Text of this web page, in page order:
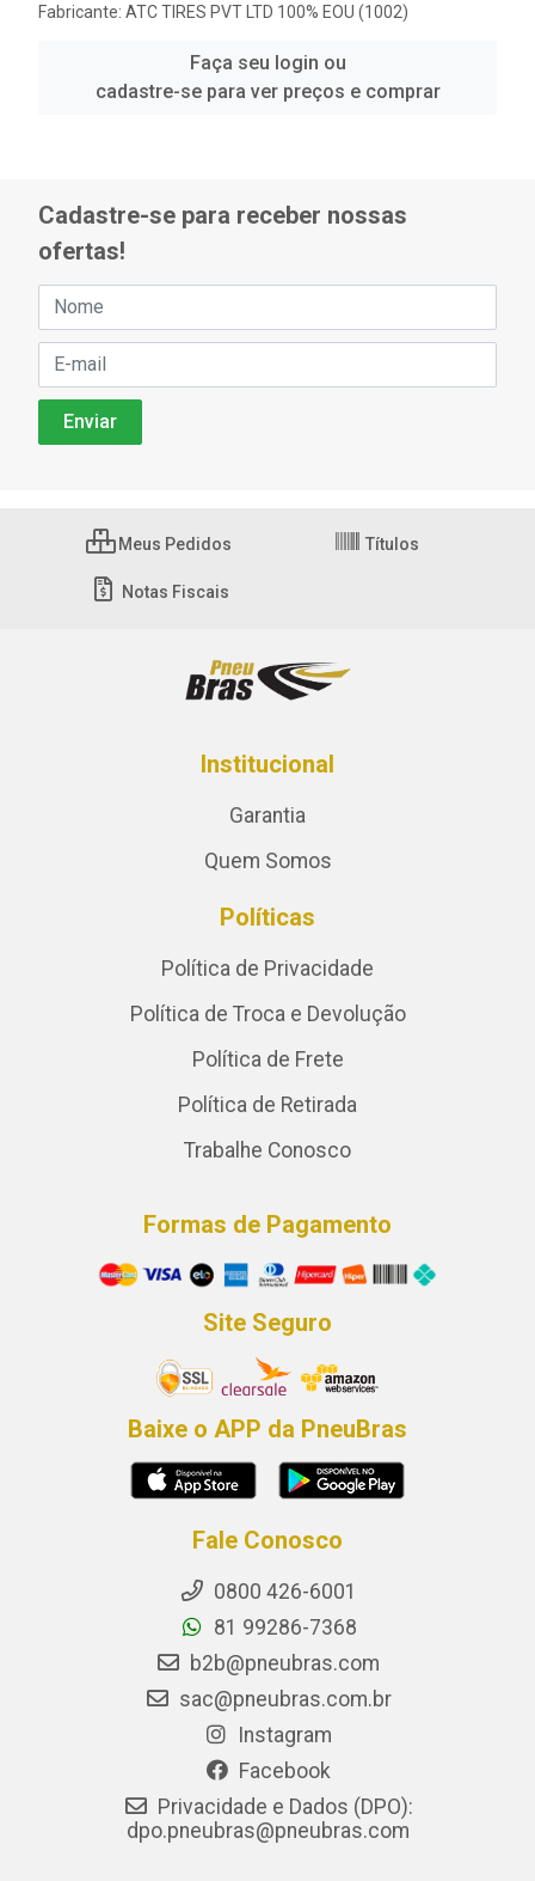
Fabricante: ATC TIRES PVT LTD 100% EOU (1002)
Faça seu login ou
cadastre-se para ver preços e comprar
Cadastre-se para receber nossas
ofertas!
Meus Pedidos Títulos
Notas Fiscais
Institucional
Garantia
Quem Somos
Políticas
Política de Privacidade
Política de Troca e Devolução
Política de Frete
Política de Retirada
Trabalhe Conosco
Formas de Pagamento
Site Seguro
Baixe o APP da PneuBras
Fale Conosco
0800 426-6001
81 99286-7368
b2b@pneubras.com
sac@pneubras.com.br
Instagram
Facebook
Privacidade e Dados (DPO):
dpo.pneubras@pneubras.com